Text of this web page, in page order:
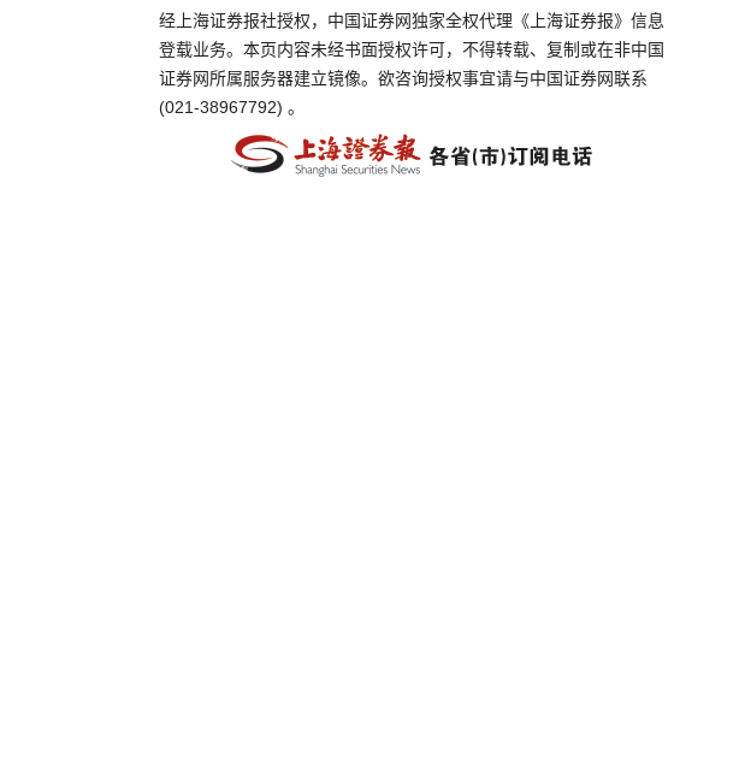
经上海证券报社授权，中国证券网独家全权代理《上海证券报》信息
登载业务。本页内容未经书面授权许可，不得转载、复制或在非中国
证券网所属服务器建立镜像。欲咨询授权事宜请与中国证券网联系
(021-38967792) 。